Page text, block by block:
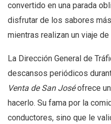
convertido en una parada
disfrutar de los sabores
mientras realizan un viaje
La Dirección General de
descansos periódicos
Venta de San Joséofrece
hacerlo. Su fama por la
conductores, sino que le